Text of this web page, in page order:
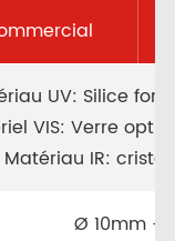
UV: Silice
VIS: Verre
Matériau IR:
Ø 10mm -